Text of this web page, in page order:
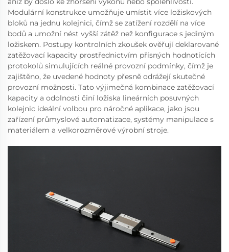
Modulární konstrukce umožňuje umístit více ložiskových
bloků na jednu kolejnici, čímž se zatížení rozdělí na více
bodů a umožní nést vyšší zátěž než konfigurace s jediným
ložiskem. Postupy kontrolních zkoušek ověřují deklarované
zatěžovací kapacity prostřednictvím přísných hodnotících
protokolů simulujících reálné provozní podmínky, čímž je
zajištěno, že uvedené hodnoty přesně odrážejí skutečné
provozní možnosti. Tato výjimečná kombinace zatěžovací
kapacity a odolnosti činí ložiska lineárních posuvných
kolejnic ideální volbou pro náročné aplikace, jako jsou
zařízení průmyslové automatizace, systémy manipulace s
materiálem a velkorozměrové výrobní stroje.